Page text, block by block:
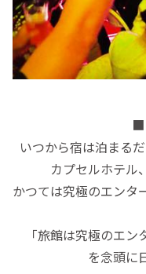
■
いつから宿は泊まる
カプセルホテル
かつては究極のエンタ
「旅館は究極のエン
を念頭に